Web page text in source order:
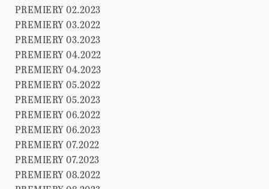
PREMIERY 02.2023
PREMIERY 03.2022
PREMIERY 03.2023
PREMIERY 04.2022
PREMIERY 04.2023
PREMIERY 05.2022
PREMIERY 05.2023
PREMIERY 06.2022
PREMIERY 06.2023
PREMIERY 07.2022
PREMIERY 07.2023
PREMIERY 08.2022